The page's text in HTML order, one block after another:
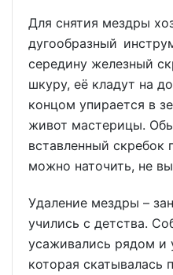
Для снятия мездры
дугообразный
середину железный
шкуру, её кладут на
концом упирается в
живот мастерицы.
вставленный скребок
можно наточить, не
Удаление мездры –
учились с детства.
усаживались рядом и
которая скатывалась